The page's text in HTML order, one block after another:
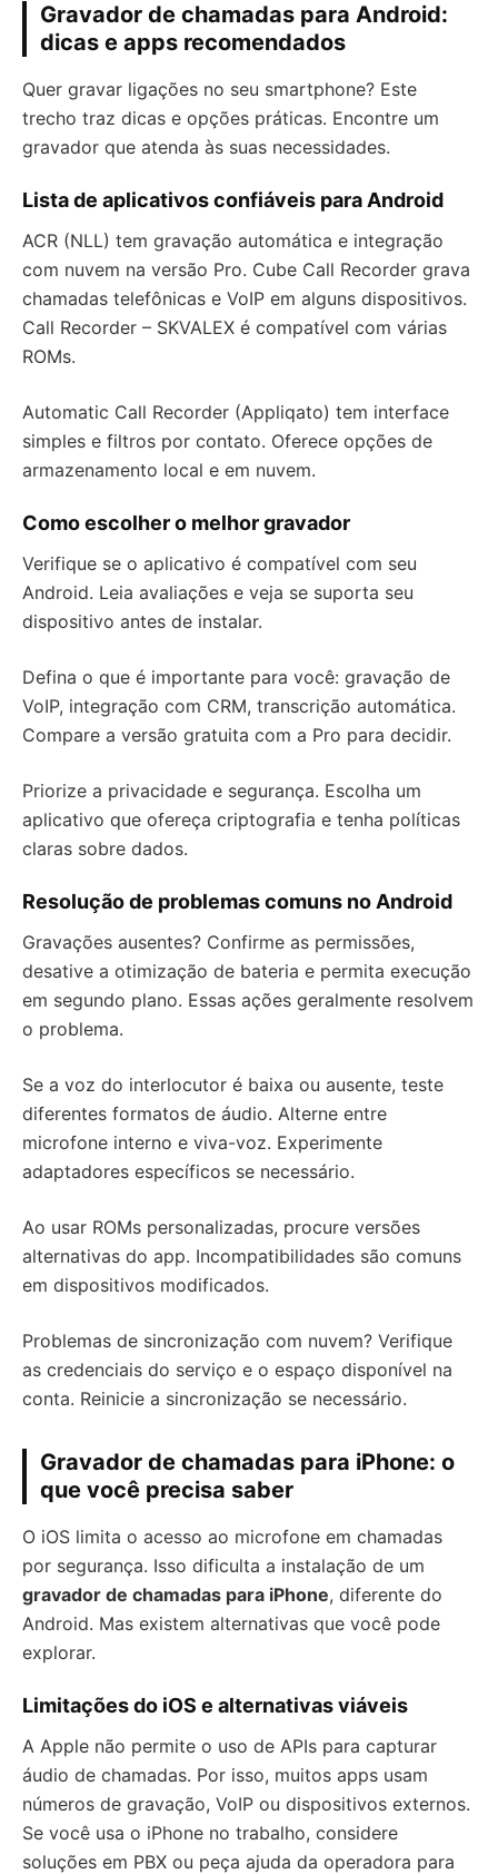
Gravador de chamadas para Android:
dicas e apps recomendados
Quer gravar ligações no seu smartphone? Este
trecho traz dicas e opções práticas. Encontre um
gravador que atenda às suas necessidades.
Lista de aplicativos confiáveis para Android
ACR (NLL) tem gravação automática e integração
com nuvem na versão Pro. Cube Call Recorder grava
chamadas telefônicas e VoIP em alguns dispositivos.
Call Recorder – SKVALEX é compatível com várias
ROMs.
Automatic Call Recorder (Appliqato) tem interface
simples e filtros por contato. Oferece opções de
armazenamento local e em nuvem.
Como escolher o melhor gravador
Verifique se o aplicativo é compatível com seu
Android. Leia avaliações e veja se suporta seu
dispositivo antes de instalar.
Defina o que é importante para você: gravação de
VoIP, integração com CRM, transcrição automática.
Compare a versão gratuita com a Pro para decidir.
Priorize a privacidade e segurança. Escolha um
aplicativo que ofereça criptografia e tenha políticas
claras sobre dados.
Resolução de problemas comuns no Android
Gravações ausentes? Confirme as permissões,
desative a otimização de bateria e permita execução
em segundo plano. Essas ações geralmente resolvem
o problema.
Se a voz do interlocutor é baixa ou ausente, teste
diferentes formatos de áudio. Alterne entre
microfone interno e viva-voz. Experimente
adaptadores específicos se necessário.
Ao usar ROMs personalizadas, procure versões
alternativas do app. Incompatibilidades são comuns
em dispositivos modificados.
Problemas de sincronização com nuvem? Verifique
as credenciais do serviço e o espaço disponível na
conta. Reinicie a sincronização se necessário.
Gravador de chamadas para iPhone: o
que você precisa saber
O iOS limita o acesso ao microfone em chamadas
por segurança. Isso dificulta a instalação de um
gravador de chamadas para iPhone, diferente do
Android. Mas existem alternativas que você pode
explorar.
Limitações do iOS e alternativas viáveis
A Apple não permite o uso de APIs para capturar
áudio de chamadas. Por isso, muitos apps usam
números de gravação, VoIP ou dispositivos externos.
Se você usa o iPhone no trabalho, considere
soluções em PBX ou peça ajuda da operadora para